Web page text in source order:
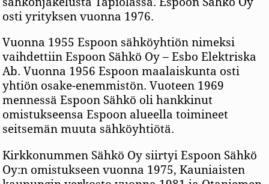
osti yrityksen vuonna 1976.
Vuonna 1955 Espoon sähköyhtiön nimeksi
vaihdettiin Espoon Sähkö Oy – Esbo Elektriska
Ab. Vuonna 1956 Espoon maalaiskunta osti
yhtiön osake-enemmistön. Vuoteen 1969
mennessä Espoon Sähkö oli hankkinut
omistukseensa Espoon alueella toimineet
seitsemän muuta sähköyhtiötä.
Kirkkonummen Sähkö Oy siirtyi Espoon Sähkö
Oy:n omistukseen vuonna 1975, Kauniaisten